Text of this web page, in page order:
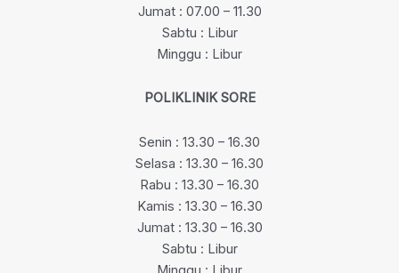
Jumat : 07.00 – 11.30
Sabtu : Libur
Minggu : Libur
POLIKLINIK SORE
Senin : 13.30 – 16.30
Selasa : 13.30 – 16.30
Rabu : 13.30 – 16.30
Kamis : 13.30 – 16.30
Jumat : 13.30 – 16.30
Sabtu : Libur